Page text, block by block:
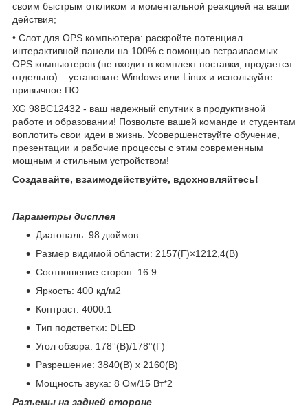
своим быстрым откликом и моментальной реакцией на ваши
действия;
• Слот для OPS компьютера: раскройте потенциал
интерактивной панели на 100% с помощью встраиваемых
OPS компьютеров (не входит в комплект поставки, продается
отдельно) – установите Windows или Linux и используйте
привычное ПО.
XG 98BC12432 - ваш надежный спутник в продуктивной
работе и образовании! Позвольте вашей команде и студентам
воплотить свои идеи в жизнь. Усовершенствуйте обучение,
презентации и рабочие процессы с этим современным
мощным и стильным устройством!
Создавайте, взаимодействуйте, вдохновляйтесь!
Параметры дисплея
Диагональ: 98 дюймов
Размер видимой области: 2157(Г)×1212,4(В)
Соотношение сторон: 16:9
Яркость: 400 кд/м2
Контраст: 4000:1
Тип подстветки: DLED
Угол обзора: 178°(В)/178°(Г)
Разрешение: 3840(В) х 2160(В)
Мощность звука: 8 Ом/15 Вт*2
Разъемы на задней стороне